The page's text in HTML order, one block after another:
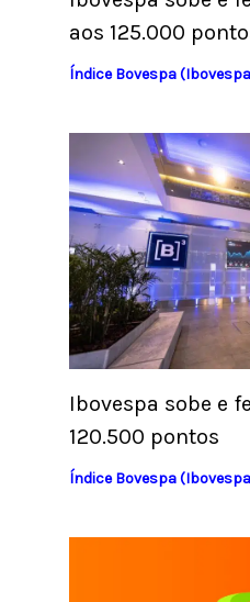
aos 125.000
Índice Bovespa
Ibovespa sobe e
120.500 pontos
Índice Bovespa